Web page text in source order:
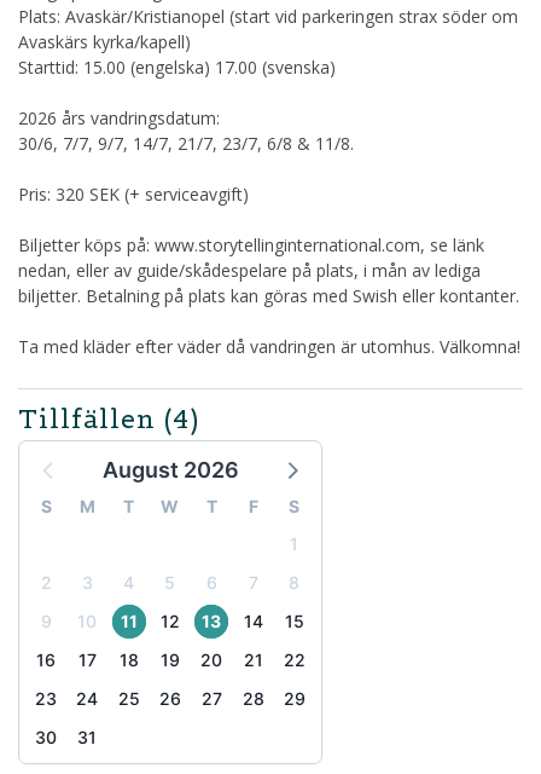
Plats: Avaskär/Kristianopel (start vid parkeringen strax söder om
Avaskärs kyrka/kapell)
Starttid: 15.00 (engelska) 17.00 (svenska)
2026 års vandringsdatum:
30/6, 7/7, 9/7, 14/7, 21/7, 23/7, 6/8 & 11/8.
Pris: 320 SEK (+ serviceavgift)
Biljetter köps på: www.storytellinginternational.com, se länk
nedan, eller av guide/skådespelare på plats, i mån av lediga
biljetter. Betalning på plats kan göras med Swish eller kontanter.
Ta med kläder efter väder då vandringen är utomhus. Välkomna!
Tillfällen (4)
August 2026
S M T W T F
S
1
2
3 4 5 6 7
8
9
10 11 12 13 14
15
16
17 18 19 20 21
22
23
24 25 26 27 28
29
30
31